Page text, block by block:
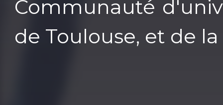
Communauté
de Toulouse, et de